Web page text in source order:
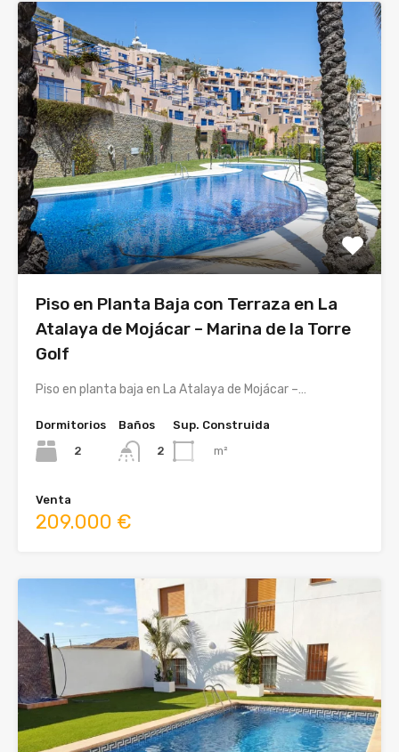
Piso en Planta Baja con Terraza en La
Atalaya de Mojácar – Marina de la Torre
Golf
Piso en planta baja en La Atalaya de Mojácar –…
Dormitorios
2
Baños
2
Sup. Construida
m²
Venta
209.000 €